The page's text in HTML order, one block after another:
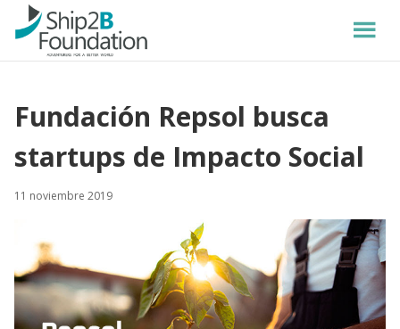
Fundación Repsol busca
startups de Impacto Social
11 noviembre 2019